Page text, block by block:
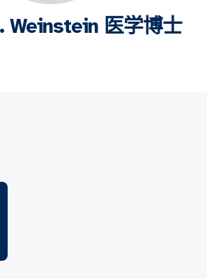
Weinstein 医学博士